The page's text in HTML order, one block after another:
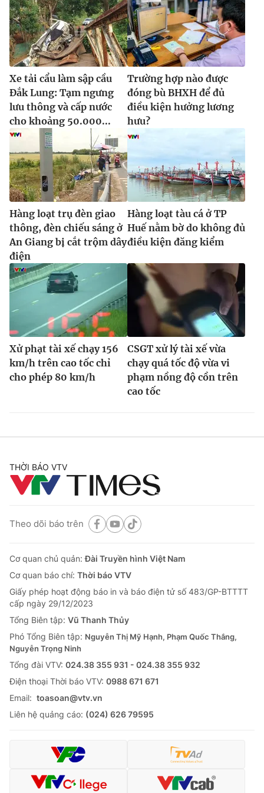
Ðiện thoại Thời báo VTV: 024.66 897 897
Email:toasoan@vtv.vn
Liên hệ quảng cáo:024-7300.7108
thuận bằng văn bản. Ghi rõ nguồn VTV.vn khi phát hành lại
thông tin từ website này.
Xe tải cẩu làm sập cầu
Đắk Lung: Tạm ngưng
lưu thông và cấp nước
cho khoảng 50.000...
Trường hợp nào được
đóng bù BHXH để đủ
điều kiện hưởng lương
hưu?
Hàng loạt trụ đèn giao
thông, đèn chiếu sáng ở
An Giang bị cắt trộm dây
điện
Hàng loạt tàu cá ở TP
Huế nằm bờ do không đủ
điều kiện đăng kiểm
Xử phạt tài xế chạy 156
km/h trên cao tốc chỉ
cho phép 80 km/h
CSGT xử lý tài xế vừa
chạy quá tốc độ vừa vi
phạm nồng độ cồn trên
cao tốc
THỜI BÁO VTV
Theo dõi báo trên
Cơ quan chủ quản:Đài Truyền hình Việt Nam
Cơ quan báo chí: Thời báo VTV
Giấy phép hoạt động báo in và báo điện tử số 483/GP-BTTTT
cấp ngày 29/12/2023
Tổng Biên tập: Vũ Thanh Thủy
Phó Tổng Biên tập: Nguyễn Thị Mỹ Hạnh, Phạm Quốc Thắng,
Nguyễn Trọng Ninh
Tổng đài VTV: 024.38 355 931 - 024.38 355 932
Ðiện thoại Thời báo VTV: 0988 671 671
Email: toasoan@vtv.vn
Liên hệ quảng cáo: (024) 626 79595